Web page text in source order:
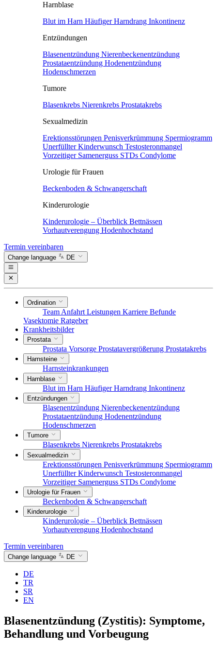
Harnblase
Blut im Harn Häufiger Harndrang Inkontinenz
Entzündungen
Blasenentzündung Nierenbeckenentzündung
Prostataentzündung Hodenentzündung
Hodenschmerzen
Tumore
Blasenkrebs Nierenkrebs Prostatakrebs
Sexualmedizin
Erektionsstörungen Penisverkrümmung Spermiogramm
Unerfüllter Kinderwunsch Testosteronmangel
Vorzeitiger Samenerguss STDs Condylome
Urologie für Frauen
Beckenboden & Schwangerschaft
Kinderurologie
Kinderurologie – Überblick Bettnässen
Vorhautverengung Hodenhochstand
Termin vereinbaren
Change language DE
Ordination
Team Anfahrt Leistungen Karriere Befunde
Vasektomie Ratgeber
Krankheitsbilder
Prostata
Prostata Vorsorge Prostatavergrößerung Prostatakrebs
Harnsteine
Harnsteinkrankungen
Harnblase
Blut im Harn Häufiger Harndrang Inkontinenz
Entzündungen
Blasenentzündung Nierenbeckenentzündung
Prostataentzündung Hodenentzündung
Hodenschmerzen
Tumore
Blasenkrebs Nierenkrebs Prostatakrebs
Sexualmedizin
Erektionsstörungen Penisverkrümmung Spermiogramm
Unerfüllter Kinderwunsch Testosteronmangel
Vorzeitiger Samenerguss STDs Condylome
Urologie für Frauen
Beckenboden & Schwangerschaft
Kinderurologie
Kinderurologie – Überblick Bettnässen
Vorhautverengung Hodenhochstand
Termin vereinbaren
Change language DE
DE
TR
SR
EN
Blasenentzündung (Zystitis): Symptome,
Behandlung und Vorbeugung